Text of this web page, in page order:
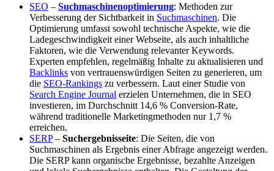
SEO – Suchmaschinenoptimierung: Methoden zur
Verbesserung der Sichtbarkeit in Suchmaschinen. Die
Optimierung umfasst sowohl technische Aspekte, wie die
Ladegeschwindigkeit einer Webseite, als auch inhaltliche
Faktoren, wie die Verwendung relevanter Keywords.
Experten empfehlen, regelmäßig Inhalte zu aktualisieren und
Backlinks von vertrauenswürdigen Seiten zu generieren, um
die SEO-Rankings zu verbessern. Laut einer Studie von
Search Engine Journal erzielen Unternehmen, die in SEO
investieren, im Durchschnitt 14,6 % Conversion-Rate,
während traditionelle Marketingmethoden nur 1,7 %
erreichen.
SERP– Suchergebnisseite: Die Seiten, die von
Suchmaschinen als Ergebnis einer Abfrage angezeigt werden.
Die SERP kann organische Ergebnisse, bezahlte Anzeigen